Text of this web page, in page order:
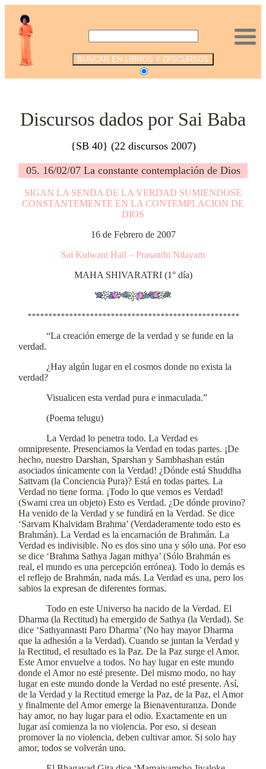
Discursos dados por Sai Baba
{SB 40} (22 discursos 2007)
05. 16/02/07 La constante contemplación de Dios
SIGAN LA SENDA DE LA VERDAD SUMIENDOSE
CONSTANTEMENTE EN LA CONTEMPLACION DE
DIOS
16 de Febrero de 2007
Sai Kulwant Hall – Prasanthi Nilayam
MAHA SHIVARATRI (1° día)
***************************************************
“La creación emerge de la verdad y se funde en la
verdad.
¿Hay algún lugar en el cosmos donde no exista la
verdad?
Visualicen esta verdad pura e inmaculada.”
(Poema telugu)
La Verdad lo penetra todo. La Verdad es
omnipresente. Presenciamos la Verdad en todas partes. ¡De
hecho, nuestro Darshan, Sparshan y Sambhashan están
asociados únicamente con la Verdad! ¿Dónde está Shuddha
Sattvam (la Conciencia Pura)? Está en todas partes. La
Verdad no tiene forma. ¡Todo lo que vemos es Verdad!
(Swami crea un objeto) Esto es Verdad. ¿De dónde provino?
Ha venido de la Verdad y se fundirá en la Verdad. Se dice
‘Sarvam Khalvidam Brahma’ (Verdaderamente todo esto es
Brahmán). La Verdad es la encarnación de Brahmán. La
Verdad es indivisible. No es dos sino una y sólo una. Por eso
se dice ‘Brahma Sathya Jagan mithya’ (Sólo Brahmán es
real, el mundo es una percepción errónea). Todo lo demás es
el reflejo de Brahmán, nada más. La Verdad es una, pero los
sabios la expresan de diferentes formas.
Todo en este Universo ha nacido de la Verdad. El
Dharma (la Rectitud) ha emergido de Sathya (la Verdad). Se
dice ‘Sathyannasti Paro Dharma’ (No hay mayor Dharma
que la adhesión a la Verdad). Cuando se juntan la Verdad y
la Rectitud, el resultado es la Paz. De la Paz surge el Amor.
Este Amor envuelve a todos. No hay lugar en este mundo
donde el Amor no esté presente. Del mismo modo, no hay
lugar en este mundo donde la Verdad no esté presente. Así,
de la Verdad y la Rectitud emerge la Paz, de la Paz, el Amor
y finalmente del Amor emerge la Bienaventuranza. Donde
hay amor, no hay lugar para el odio. Exactamente en un
lugar así comienza la no violencia. Por eso, si desean
promover la no violencia, deben cultivar amor. Si solo hay
amor, todos se volverán uno.